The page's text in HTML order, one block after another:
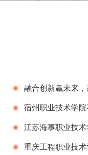
融合创新赢未来
州五中集团教育教学
宿州职业技术学
例会江苏海事职业技
届三中全会精神 暨锚
重庆工程职业技